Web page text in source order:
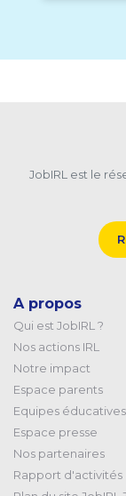
JobIRL est le
A propos
Qui est JobIRL ?
Nos actions IRL
Notre impact
Espace parents
Equipes éducatives
Espace presse
Nos partenaires
Rapport d'activités